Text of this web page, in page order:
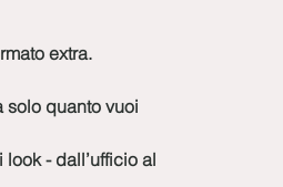
extra.
solo quanto vuoi
- dall’ufficio al